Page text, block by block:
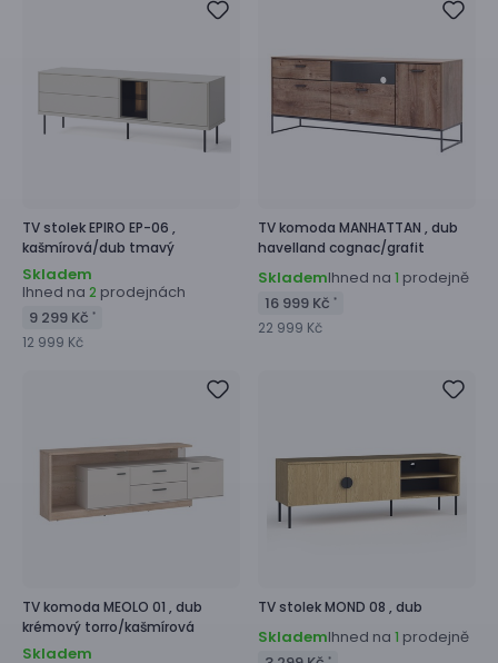
TV stolekEPIRO EP-06 ,
kašmírová/dub tmavý
Skladem
Ihned na 2 prodejnách
9 299 Kč *
12 999 Kč
TV komoda MANHATTAN , dub
havelland cognac/grafit
SklademIhned na 1 prodejně
16 999 Kč *
22 999 Kč
TV komoda MEOLO 01 , dub
krémový torro/kašmírová
Skladem
TV stolekMOND 08 , dub
SklademIhned na 1 prodejně
*